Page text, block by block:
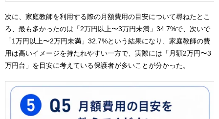
次に、家庭教師を利用する際の月額費用の目安について尋ねたとこ
ろ、最も多かったのは「2万円以上〜3万円未満」34.7%で、次いで
「1万円以上〜2万円未満」32.7%という結果になり、家庭教師の費
用は高いイメージを持たれやすい一方で、実際には「月額2万円〜3
万円台」を目安に考えている保護者が多いことが分かった。